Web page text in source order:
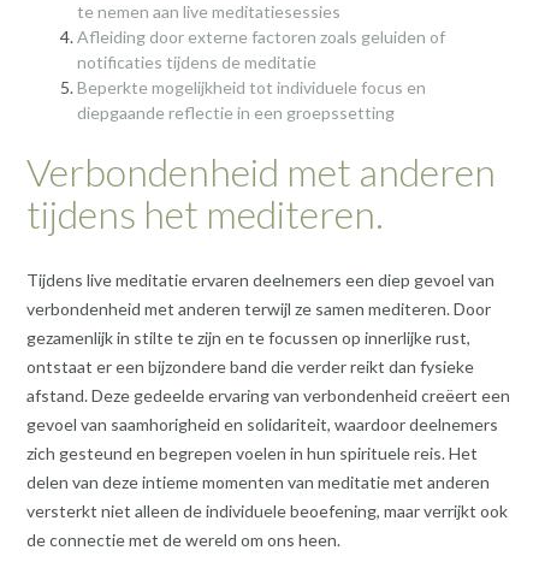
te nemen aan live meditatiesessies
Afleiding door externe factoren zoals geluiden of
notificaties tijdens de meditatie
Beperkte mogelijkheid tot individuele focus en
diepgaande reflectie in een groepssetting
Verbondenheid met anderen
tijdens het mediteren.
Tijdens live meditatie ervaren deelnemers een diep gevoel van
verbondenheid met anderen terwijl ze samen mediteren. Door
gezamenlijk in stilte te zijn en te focussen op innerlijke rust,
ontstaat er een bijzondere band die verder reikt dan fysieke
afstand. Deze gedeelde ervaring van verbondenheid creëert een
gevoel van saamhorigheid en solidariteit, waardoor deelnemers
zich gesteund en begrepen voelen in hun spirituele reis. Het
delen van deze intieme momenten van meditatie met anderen
versterkt niet alleen de individuele beoefening, maar verrijkt ook
de connectie met de wereld om ons heen.